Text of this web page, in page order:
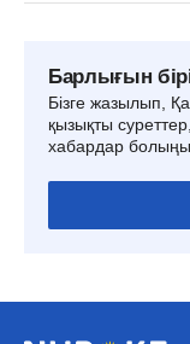
Барлығын
Бізге жазылып,
қызықты
хабардар